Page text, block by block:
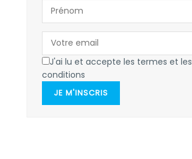
J'ai lu et accepte les termes et les
conditions
JE M'INSCRIS